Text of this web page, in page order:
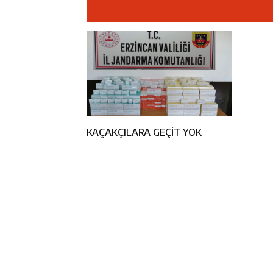
ETSO
11:45 Kemah’da
11:44
14:43
KAÇAKÇILARA GEÇİT YOK